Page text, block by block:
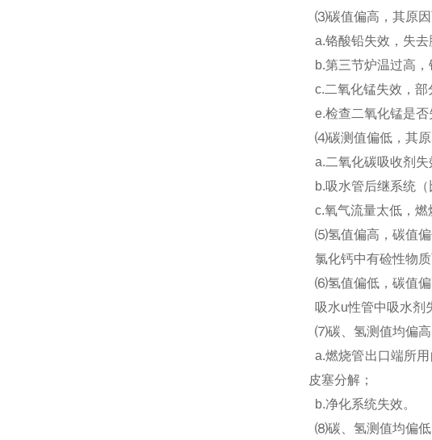
⑶碳值偏高，其原因
a.铬酸铅失效，失去
b.第三节炉温过高
c.二氧化锰失效，部
e.检查二氧化锰是
⑷碳测值偏低，其原
a.二氧化碳吸收剂失
b.吸水管后继系统（
c.氧气流量太低，燃
⑸氢值偏高，碳值偏
氯化钙中有硷性物
⑹氢值偏低，碳值偏
吸水u性管中吸水剂
⑺碳、氢测值均偏高
a.燃烧管出口端所
皮塞分解；
b.净化系统失效。
⑻碳、氢测值均偏低